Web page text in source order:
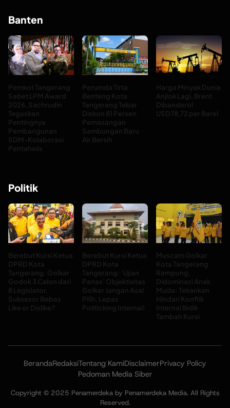
Banten
Pemkot Tangerang
Sabet LPM Award
2026, Sachrudin
Tegaskan
Pentingnya
Pembangunan
SDM-Kolaborasi
Pentahelix
Perumda Tirta
Benteng Kota
Tangerang Tebar
Diskon 81 Persen
Pemasangan
Sambungan Baru
Air Bersih
Harga Minyak Dunia
Anjlok Lagi, Brent
Dibanderol
USD78,72 per Barel
Politik
Berebut Kursi Ketua
DPRD Kota
Tangerang: Golkar
Godok 3 Calon dari
8 Legislator,
Suksesor Bebas
Like or Dislike?
Berebut Kursi Ketua
DPRD Kota
Tangerang: ‘Ujian
Panas’ Objektivitas
Golkar Jangan Asal
Pilih, Lepas
Politicking Internal!
Muscam Golkar
Kota Tangerang
Rampung,
Didominasi Anak
Muda: Tekankan
Hindari Konflik
Internal Bidik
Tambah Kursi
BerandaRedaksiTentang KamiDisclaimerPrivacy Policy
Pedoman Media Siber
Copyright © 2025 Penamerdeka by Penamerdeka Media. All Rights
Reserved.